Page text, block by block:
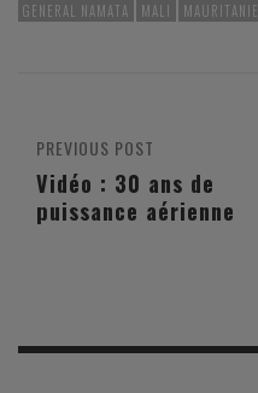
GENERAL NAMATA
MALI MAURITANIE
PREVIOUS POST
Vidéo : 30 ans de
puissance aérienne